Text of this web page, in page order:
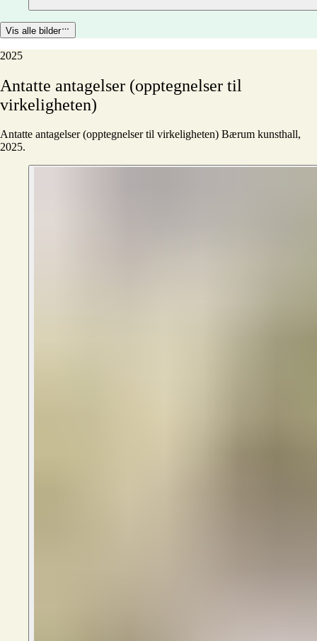
Vis alle bilder
2025
Antatte antagelser (opptegnelser til
virkeligheten)
Antatte antagelser (opptegnelser til virkeligheten) Bærum kunsthall,
2025.